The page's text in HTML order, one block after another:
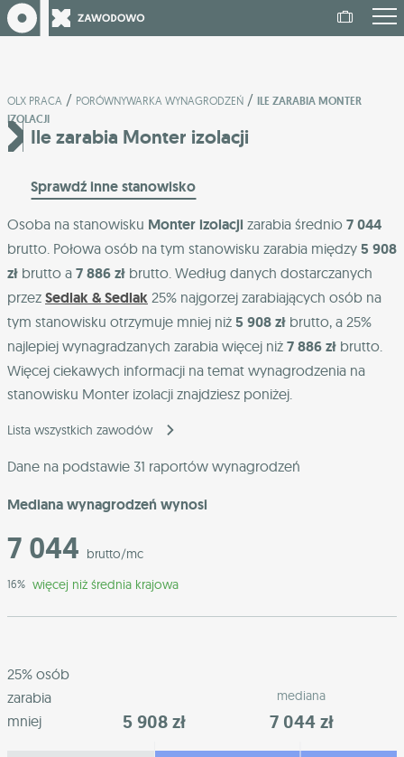
OLX PRACA / PORÓWNYWARKA WYNAGRODZEŃ / ILE ZARABIA MONTER
IZOLACJI
Ile zarabia Monter izolacji
Sprawdź inne stanowisko
Osoba na stanowisku Monter izolacji zarabia średnio 7 044
brutto. Połowa osób na tym stanowisku zarabia między 5 908
zł brutto a 7 886 zł brutto. Według danych dostarczanych
przez Sedlak & Sedlak 25% najgorzej zarabiających osób na
tym stanowisku otrzymuje mniej niż 5 908 zł brutto, a 25%
najlepiej wynagradzanych zarabia więcej niż 7 886 zł brutto.
Więcej ciekawych informacji na temat wynagrodzenia na
stanowisku Monter izolacji znajdziesz poniżej.
Lista wszystkich zawodów
Dane na podstawie 31 raportów wynagrodzeń
Mediana wynagrodzeń wynosi
7 044 brutto/mc
16% więcej niż średnia krajowa
25% osób
zarabia
mniej
5 908 zł
mediana
7 044 zł